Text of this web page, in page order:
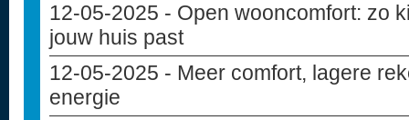
12-05-2025 - Open wooncomfort: zo
jouw huis past
12-05-2025 - Meer comfort, lagere
energie